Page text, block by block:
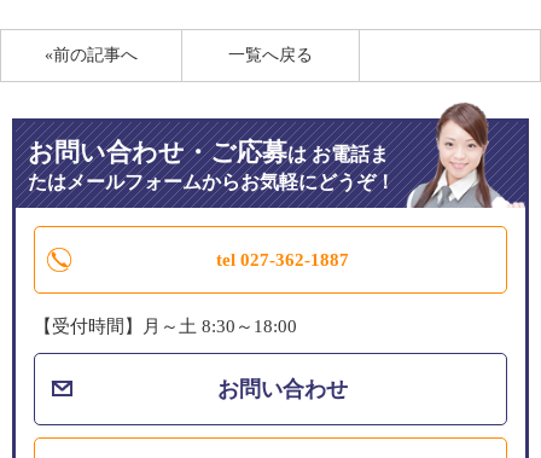
«前の記事へ 一覧へ戻る
お問い合わせ・ご応募はお電話ま
たはメールフォームからお気軽にどうぞ！
tel 027-362-1887
【受付時間】月～土 8:30～18:00
お問い合わせ